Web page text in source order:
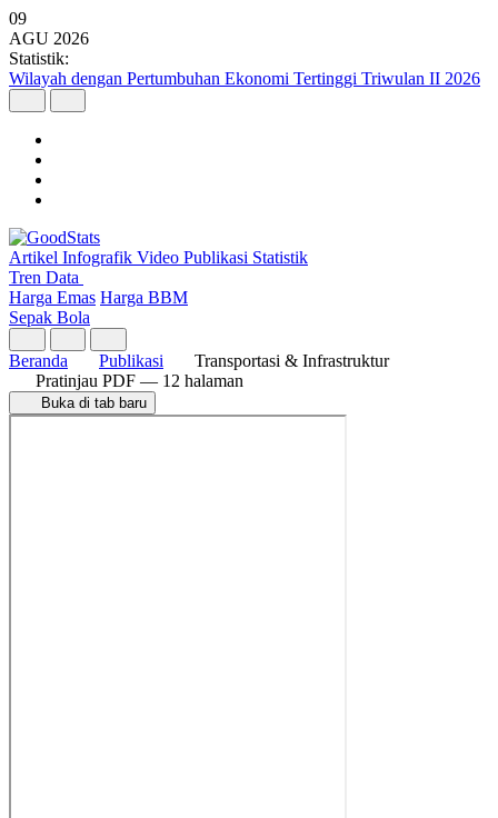
09
AGU 2026
Statistik:
Wilayah dengan Pertumbuhan Ekonomi Tertinggi Triwulan II 2026
Artikel Infografik Video Publikasi Statistik
Tren Data
Harga Emas Harga BBM
Sepak Bola
Beranda Publikasi
Transportasi & Infrastruktur
Pratinjau PDF — 12 halaman
Buka di tab baru